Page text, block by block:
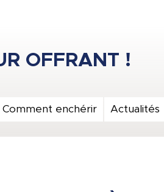
Comment enchérir Actualités